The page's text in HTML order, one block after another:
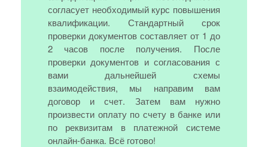
согласует необходимый курс повышения
квалификации. Стандартный срок
проверки документов составляет от 1 до
2 часов после получения. После
проверки документов и согласования с
вами дальнейшей схемы
взаимодействия, мы направим вам
договор и счет. Затем вам нужно
произвести оплату по счету в банке или
по реквизитам в платежной системе
онлайн-банка. Всё готово!